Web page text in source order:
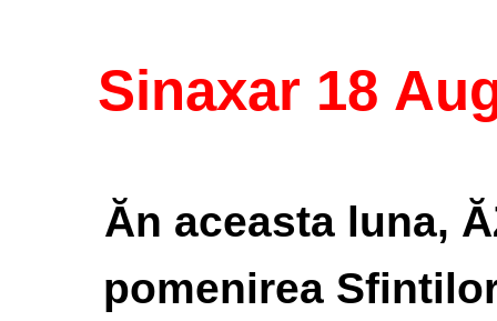
Sinaxar 18
Ăn aceasta luna,
pomenirea